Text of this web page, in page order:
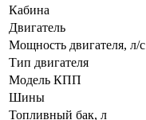
Кабина
Двигатель
Мощность двигателя, л/с
Тип двигателя
Модель КПП
Шины
Топливный бак, л